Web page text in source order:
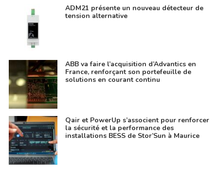
ADM21 présente un nouveau détecteur de
tension alternative
ABB va faire l’acquisition d’Advantics en
France, renforçant son portefeuille de
solutions en courant continu
Qair et PowerUp s’associent pour renforcer
la sécurité et la performance des
installations BESS de Stor’Sun à Maurice